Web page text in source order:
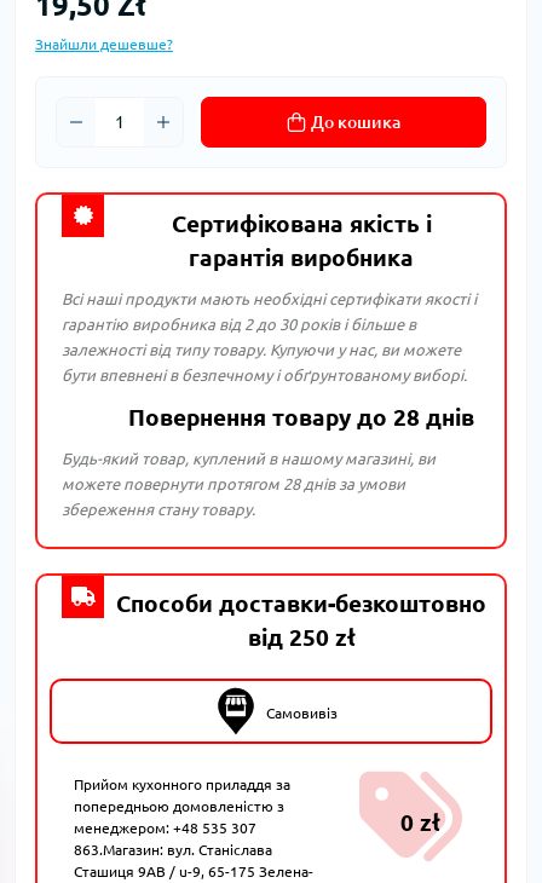
Знайшли дешевше?
До кошика
Сертифікована якість і
гарантія виробника
Всі наші продукти мають необхідні сертифікати якості і
гарантію виробника від 2 до 30 років і більше в
залежності від типу товару. Купуючи у нас, ви можете
бути впевнені в безпечному і обґрунтованому виборі.
Повернення товару до 28 днів
Будь-який товар, куплений в нашому магазині, ви
можете повернути протягом 28 днів за умови
збереження стану товару.
Способи доставки-безкоштовно
від 250 zł
Самовивіз
Прийом кухонного приладдя за
попередньою домовленістю з
менеджером: +48 535 307
863.Магазин: вул. Станіслава
Сташиця 9AB / u-9, 65-175 Зелена-
0 zł